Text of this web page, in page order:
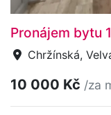
Pronájem bytu
Chržínská,
10 000 Kč /za